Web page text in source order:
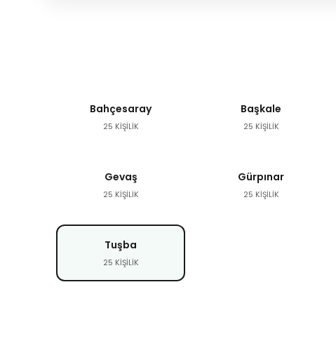
Bahçesaray
25 KİŞİLİK
Başkale
25 KİŞİLİK
Gevaş
25 KİŞİLİK
Gürpınar
25 KİŞİLİK
Tuşba
25 KİŞİLİK